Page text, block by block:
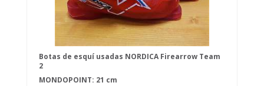
Botas de esquí usadas NORDICA Firearrow Team
2
MONDOPOINT: 21 cm